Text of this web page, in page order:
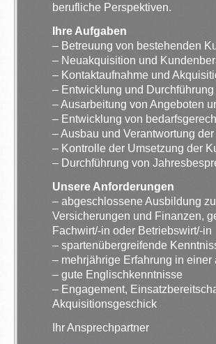
berufliche Perspektiven.
Ihre Aufgaben
– Betreuung von bestehenden
– Neuakquisition und
– Kontaktaufnahme und
– Entwicklung und
– Ausarbeitung von Angeboten
– Entwicklung von
– Ausbau und Verantwortung
– Kontrolle der Umsetzung der
– Durchführung von
Unsere Anforderungen
– abgeschlossene Ausbildung
Versicherungen und Finanzen,
Fachwirt/-in oder Betriebswirt/-in
– spartenübergreifende
– mehrjährige Erfahrung in
– gute Englischkenntnisse
– Engagement,
Akquisitionsgeschick
Ihr Ansprechpartner